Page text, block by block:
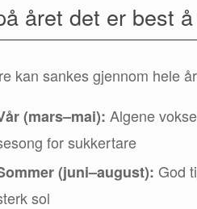
året det er best
kan sankes gjennom hele
(mars–mai): Algene
for sukkertare
(juni–august): God
sol